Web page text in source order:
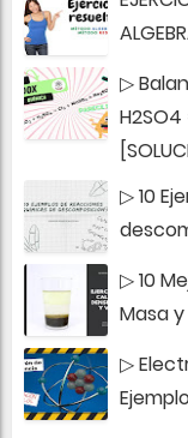
▷
H2SO4
▷ 10
▷ 10
Masa
▷